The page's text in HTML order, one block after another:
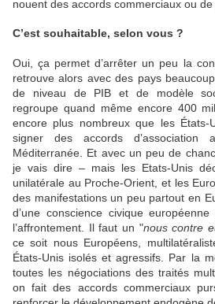
nouent des accords commerciaux ou de
C’est souhaitable, selon vous ?
Oui, ça permet d’arrêter un peu la
retrouve alors avec des pays
de niveau de PIB et de modèle
regroupe quand même encore 400
encore plus nombreux que les
signer des accords
Méditerranée. Et avec un peu de
je vais dire – mais les Etats-Unis
unilatérale au Proche-Orient, et les
des manifestations un peu partout en
d’une conscience civique
l’affrontement. Il faut un "nous contre
ce soit nous Européens,
États-Unis isolés et agressifs. Par la
toutes les négociations des traités
on fait des accords commerciaux